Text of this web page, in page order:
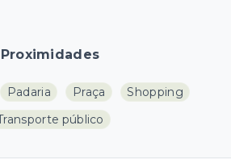
Proximidades
Padaria Praça
Shopping
público